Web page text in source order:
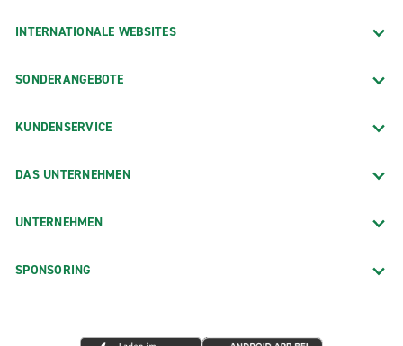
INTERNATIONALE WEBSITES
SONDERANGEBOTE
KUNDENSERVICE
DAS UNTERNEHMEN
UNTERNEHMEN
SPONSORING